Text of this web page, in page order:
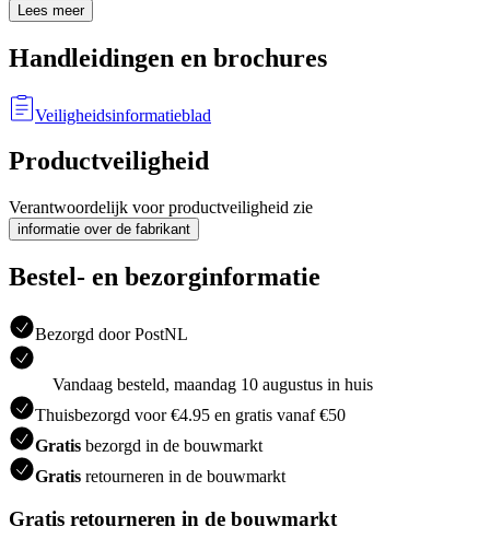
Lees meer
Handleidingen en brochures
Veiligheidsinformatieblad
Productveiligheid
Verantwoordelijk voor productveiligheid zie
informatie over de fabrikant
Bestel- en bezorginformatie
Bezorgd door PostNL
Vandaag besteld, maandag 10 augustus in huis
Thuisbezorgd voor €4.95 en gratis vanaf €50
Gratis bezorgd in de bouwmarkt
Gratis retourneren in de bouwmarkt
Gratis retourneren in de bouwmarkt